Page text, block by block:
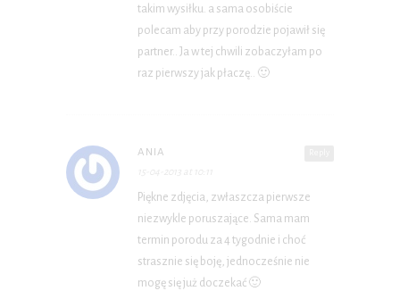
takim wysiłku. a sama osobiście
polecam aby przy porodzie pojawił się
partner.. Ja w tej chwili zobaczyłam po
raz pierwszy jak płaczę.. 🙂
ANIA
Piękne zdjęcia, zwłaszcza pierwsze
niezwykle poruszające. Sama mam
termin porodu za 4 tygodnie i choć
strasznie się boję, jednocześnie nie
mogę się już doczekać 🙂